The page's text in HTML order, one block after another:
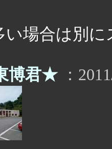
い場合は別
博君★：